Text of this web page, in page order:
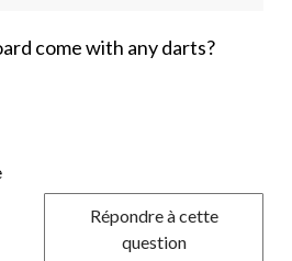
come with any darts?
Répondre à cette
question